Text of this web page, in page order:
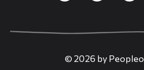
© 2026 by